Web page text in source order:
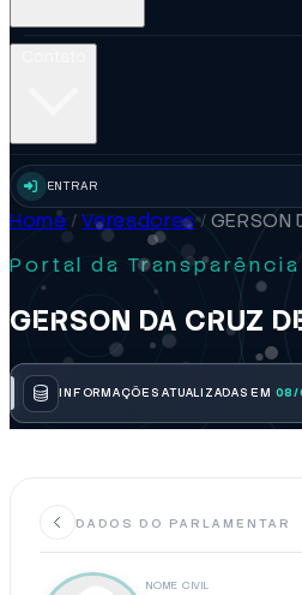
ENTRAR
Home / Vereadores /GERSON
Portal da Transparência
GERSON DA CRUZ
INFORMAÇÕES ATUALIZADAS EM 08/
DADOS DO PARLAMENTAR
NOME CIVIL